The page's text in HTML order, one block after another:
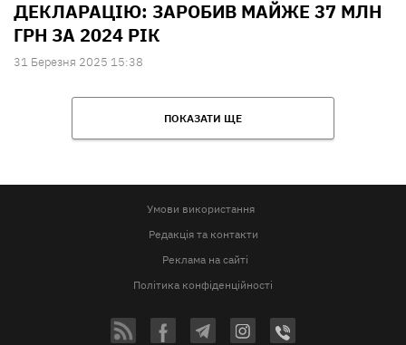
ДЕКЛАРАЦІЮ: ЗАРОБИВ МАЙЖЕ 37 МЛН
ГРН ЗА 2024 РІК
31 Березня 2025 15:38
ПОКАЗАТИ ЩЕ
Умови використання
Редакція та контакти
Реклама на сайті
Політика конфіденційності